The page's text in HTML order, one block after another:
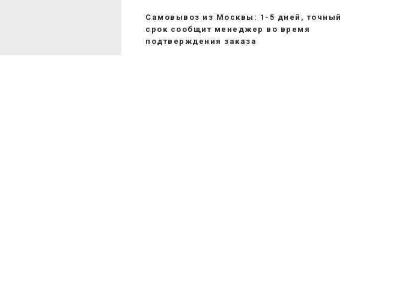
Самовывоз из Москвы: 1-5 дней, точный
срок сообщит менеджер во время
подтверждения заказа